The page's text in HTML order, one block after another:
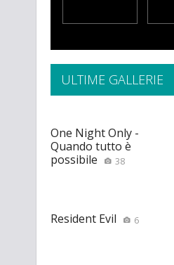
ULTIME GALLERIE
One Night Only -
Quando tutto è
possibile
38
Resident Evil 6